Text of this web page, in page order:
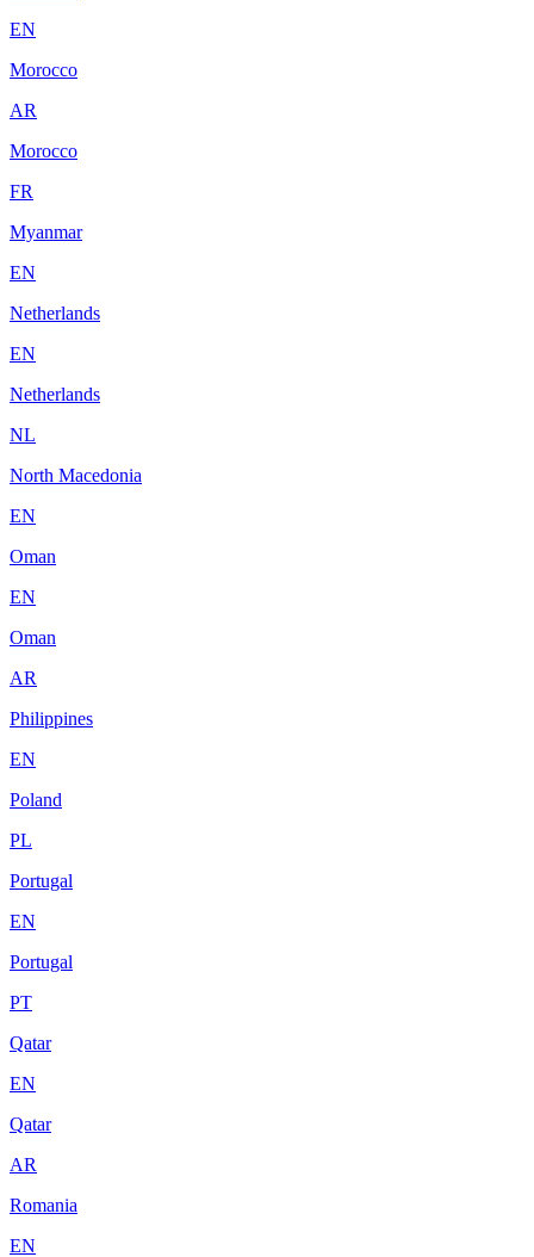
EN
Morocco
AR
Morocco
FR
Myanmar
EN
Netherlands
EN
Netherlands
NL
North Macedonia
EN
Oman
EN
Oman
AR
Philippines
EN
Poland
PL
Portugal
EN
Portugal
PT
Qatar
EN
Qatar
AR
Romania
EN